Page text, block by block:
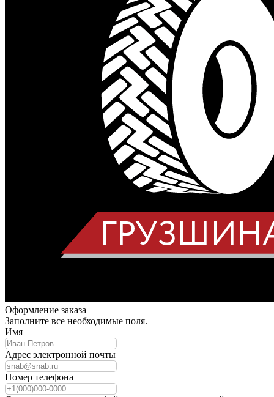
Оформление заказа
Заполните все необходимые поля.
Имя
Адрес электронной почты
Номер телефона